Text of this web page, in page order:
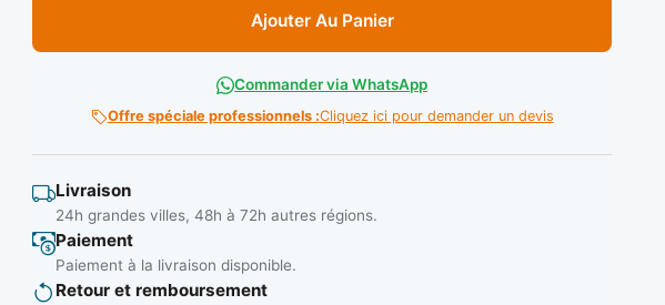
Ajouter Au Panier
Commander via WhatsApp
Offre spéciale professionnels :Cliquez ici pour demander un devis
Livraison
24h grandes villes, 48h à 72h autres régions.
Paiement
Paiement à la livraison disponible.
Retour et remboursement